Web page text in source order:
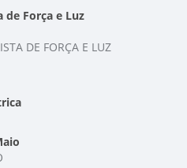
de Força e Luz
DE FORÇA E LUZ